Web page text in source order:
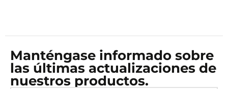
Manténgase informado sobre
las últimas actualizaciones de
nuestros productos.